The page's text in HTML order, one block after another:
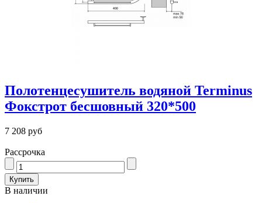
Полотенцесушитель водяной Terminus
Фокстрот бесшовный 320*500
7 208 руб
Рассрочка
В наличии